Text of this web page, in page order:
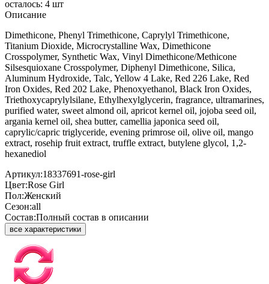
осталось: 4 шт
Описание
Dimethicone, Phenyl Trimethicone, Caprylyl Trimethicone,
Titanium Dioxide, Microcrystalline Wax, Dimethicone
Crosspolymer, Synthetic Wax, Vinyl Dimethicone/Methicone
Silsesquioxane Crosspolymer, Diphenyl Dimethicone, Silica,
Aluminum Hydroxide, Talc, Yellow 4 Lake, Red 226 Lake, Red
Iron Oxides, Red 202 Lake, Phenoxyethanol, Black Iron Oxides,
Triethoxycaprylylsilane, Ethylhexylglycerin, fragrance, ultramarines,
purified water, sweet almond oil, apricot kernel oil, jojoba seed oil,
argania kernel oil, shea butter, camellia japonica seed oil,
caprylic/capric triglyceride, evening primrose oil, olive oil, mango
extract, rosehip fruit extract, truffle extract, butylene glycol, 1,2-
hexanediol
Артикул:18337691-rose-girl
Цвет:Rose Girl
Пол:Женский
Сезон:all
Состав:Полный состав в описании
все характеристики